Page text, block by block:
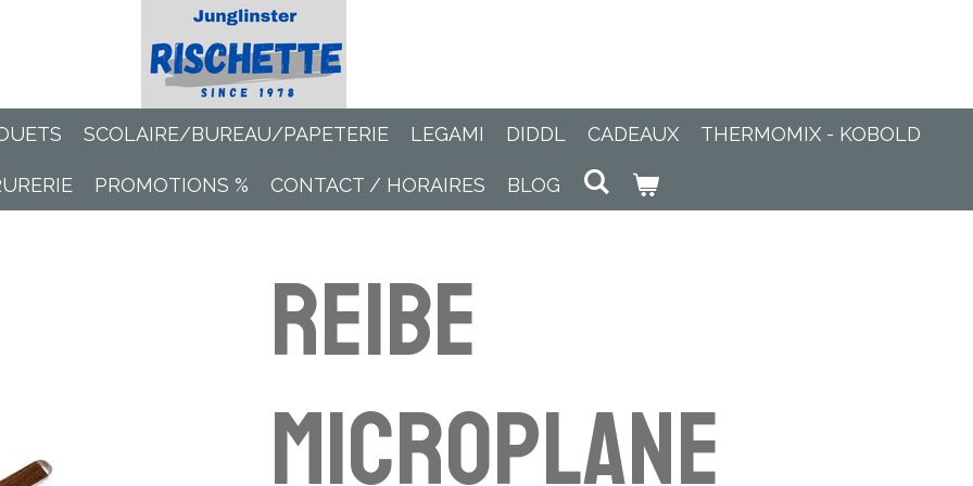
SCOLAIRE/BUREAU/PAPETERIE LEGAMI DIDDL CADEAUX THERMOMIX - KOBOLD
PROMOTIONS % CONTACT / HORAIRES BLOG
Reibe
Microplane